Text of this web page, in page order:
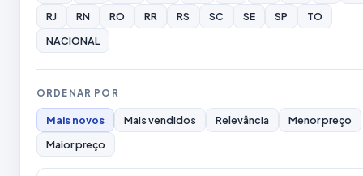
RJ
RN RO RR RS SC SE SP
TO
NACIONAL
ORDENAR POR
Mais novos Mais vendidos Relevância
Menor preço
Maior preço